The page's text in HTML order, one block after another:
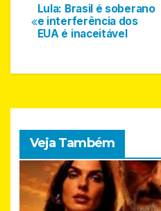
c
e
o
o
k
itt
er
at
s
p
p
ail
Navegação
de
Post
Lula: Brasil é soberano
e interferência dos
EUA é inaceitável
Veja Também